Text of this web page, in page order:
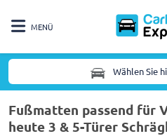
MENÜ
Wählen Sie
Fußmatten passend für
heute 3 & 5-Türer